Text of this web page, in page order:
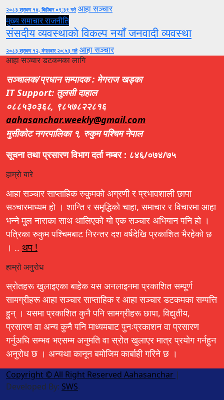
२०८३ श्रावण १४, बिहीबार ०९:३९ गते आहा सञ्चार
मुख्य समाचारराजनीति
संसदीय व्यवस्थाको विकल्प नयाँ जनवादी व्यवस्था
२०८३ श्रावण १२, मंगलवार २०:५३ गते आहा सञ्चार
आहा सञ्चार डटकमका लागि
सञ्चालक/प्रधान सम्पादक : मेगराज खड्का
IT Support: तुलसी दाहाल
०८८५३०३६८, ९८५७८२२८१६
aahasanchar.weekly@gmail.com
मुसीकोट नगरपालिका १, रुकुम पश्चिम नेपाल
सूचना तथा प्रसारण विभाग दर्ता नम्बर : ८४६/०७४/७५
हाम्रो बारे
आहा सञ्चार साप्ताहिक रुकुमको अग्रणी र प्रभावशाली छापा
सञ्चारमाध्यम हो । शान्ति र समृद्धिको चाहा, समाचार र विचारमा आहा
भन्ने मुल नाराका साथ थालिएको यो एक सञ्चार अभियान पनि हो ।
पत्रिका रुकुम पश्चिमबाट निरन्तर दश वर्षदेखि प्रकाशित भैरहेको छ
। .. थप !
हाम्रो अनुरोध
स्रोतहरू खुलाइएका बाहेक यस अनलाइनमा प्रकाशित सम्पूर्ण
सामग्रीहरू आहा सञ्चार साप्ताहिक र आहा सञ्चार डटकमका सम्पत्ति
हुन् । यसमा प्रकाशित कुनै पनि सामग्रीहरू छापा, विद्युतीय,
प्रसारण वा अन्य कुनै पनि माध्यमबाट पुनःप्रकाशन वा प्रसारण
गर्नुअघि सम्भव भएसम्म अनुमति वा स्रोत खुलाएर मात्र प्रयोग गर्नहुन
अनुरोध छ । अन्यथा कानून बमोजिम कार्बाही गरिने छ ।
Copyright © All Right Reserved Aahasanchar |
Developed By: SWS.